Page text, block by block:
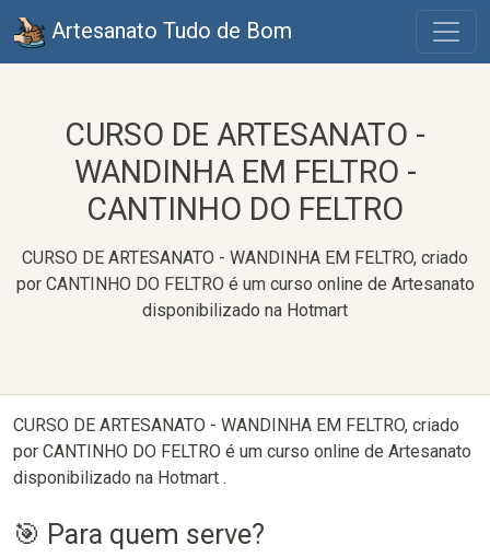
Artesanato Tudo de Bom
CURSO DE ARTESANATO -
WANDINHA EM FELTRO -
CANTINHO DO FELTRO
CURSO DE ARTESANATO - WANDINHA EM FELTRO, criado
por CANTINHO DO FELTRO é um curso online de Artesanato
disponibilizado na Hotmart
CURSO DE ARTESANATO - WANDINHA EM FELTRO, criado
por CANTINHO DO FELTRO é um curso online de Artesanato
disponibilizado na Hotmart .
🎯 Para quem serve?